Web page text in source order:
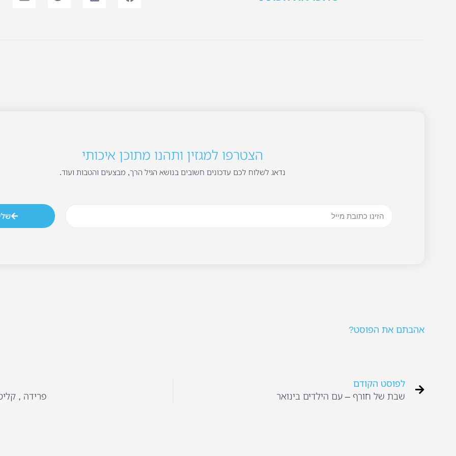
הצטרפו למגזין ותהנו מתוכן איכותי
נדאג לשלוח לכם עדכונים חשובים בנושא הגיל הרך, מבצעים והטבות ועוד.
אהבתם את הפוסט?
לפוסט הקודם
שבת של חורף – עם הילדים בינואר
פרידה ,